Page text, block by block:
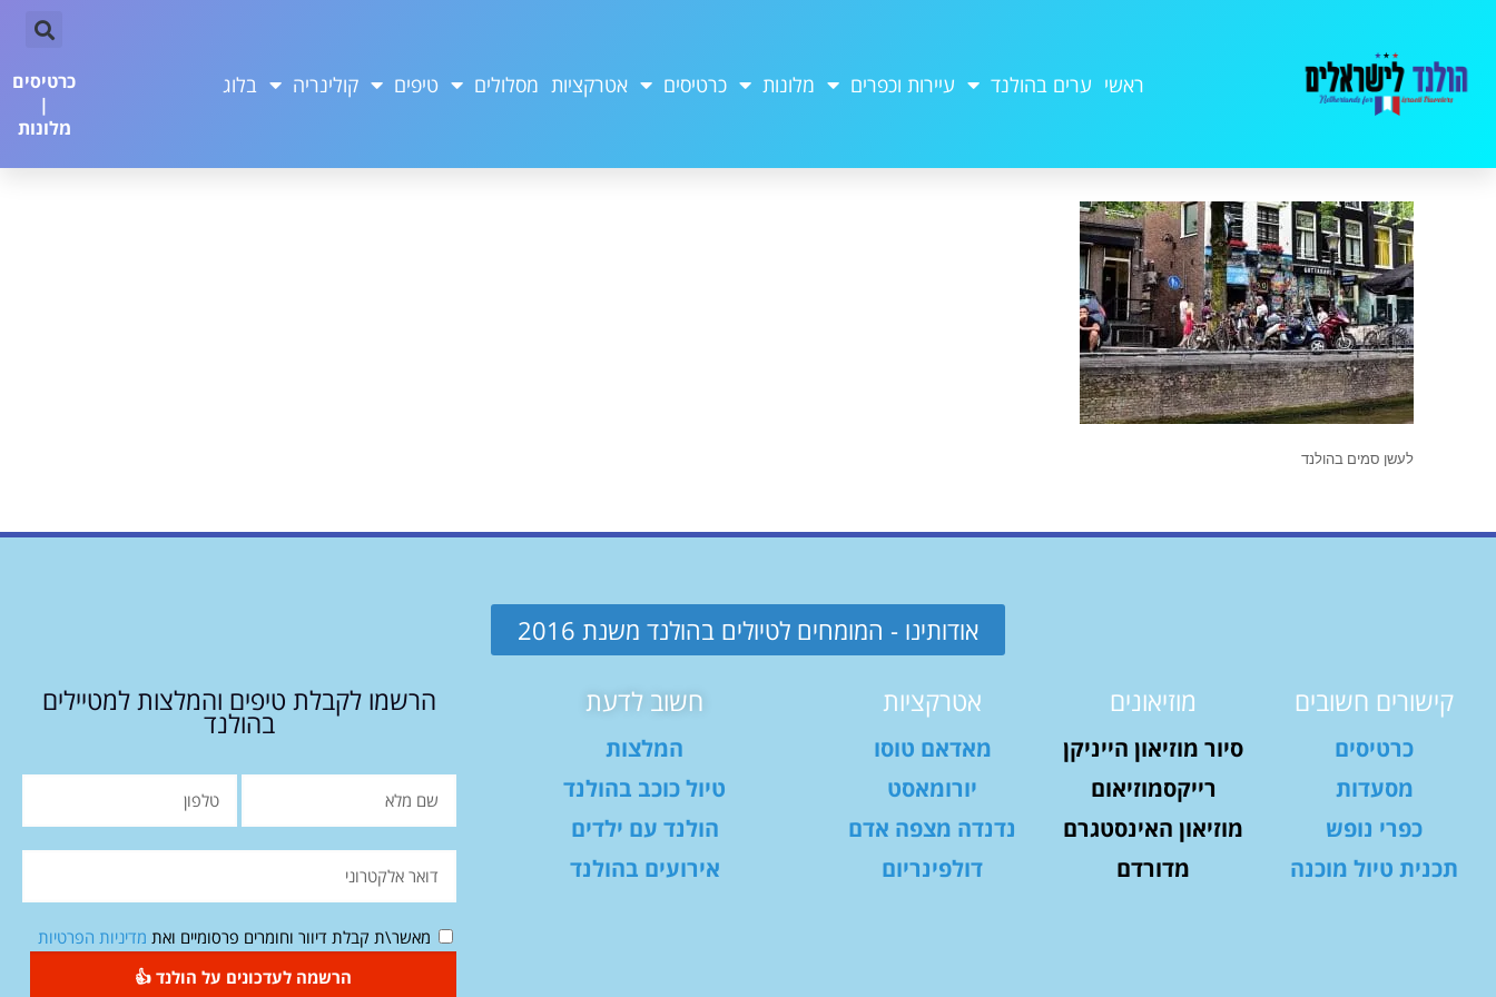
ראשי ערים בהולנד עיירות וכפרים מלונות כרטיסים אטרקציות מסלולים טיפים קולינריה בלוג
כרטיסים
|
מלונות
לעשן סמים בהולנד
אודותינו - המומחים לטיולים בהולנד משנת 2016
קישורים חשובים
כרטיסים
מסעדות
כפרי נופש
תכנית טיול מוכנה
מוזיאונים
סיור מוזיאון הייניקן
רייקסמוזיאום
מוזיאון האינסטגרם
מדורדם
אטרקציות
מאדאם טוסו
יורומאסט
נדנדה מצפה אדם
דולפינריום
חשוב לדעת
המלצות
טיול כוכב בהולנד
הולנד עם ילדים
אירועים בהולנד
הרשמו לקבלת טיפים והמלצות למטיילים
בהולנד
מאשר\ת קבלת דיוור וחומרים פרסומיים ואת מדיניות הפרטיות
הרשמה לעדכונים על הולנד 👍